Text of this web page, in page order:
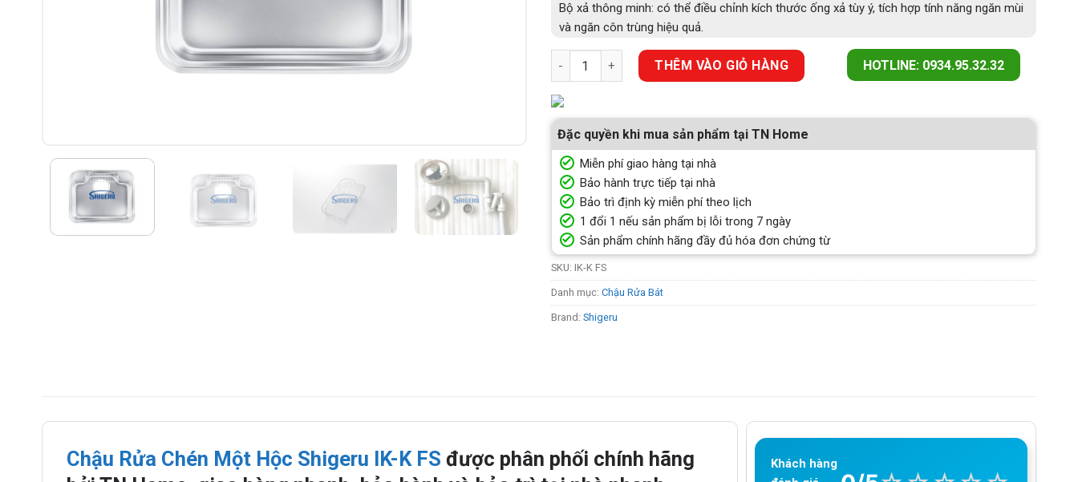
Bộ xả thông minh: có thể điều chỉnh kích thước ống xả tùy ý, tích hợp tính năng ngăn mùi
và ngăn côn trùng hiệu quả.
Chậu Rửa Chén Một Hộc Shigeru IK-K FS số lượng
THÊM VÀO GIỎ HÀNG HOTLINE: 0934.95.32.32
Đặc quyền khi mua sản phẩm tại TN Home
Miễn phí giao hàng tại nhà
Bảo hành trực tiếp tại nhà
Bảo trì định kỳ miễn phí theo lịch
1 đổi 1 nếu sản phẩm bị lỗi trong 7 ngày
Sản phẩm chính hãng đầy đủ hóa đơn chứng từ
SKU: IK-K FS
Danh mục: Chậu Rửa Bát
Brand: Shigeru
Chậu Rửa Chén Một Hộc Shigeru IK-K FS được phân phối chính hãng
Khách hàng